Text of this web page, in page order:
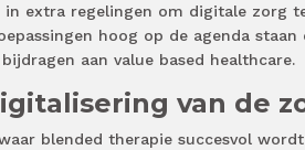
extra regelingen om digitale zorg
hoog op de agenda
aan value based healthcare.
van de
blended therapie succesvol